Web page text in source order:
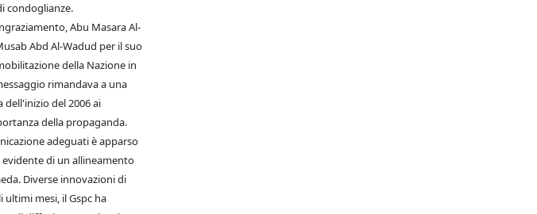
condoglianze.
Abu Masara Al-
Abd Al-Wadud per il suo
della Nazione in
rimandava a una
dell'inizio del 2006 ai
della propaganda.
adeguati è apparso
di un allineamento
Diverse innovazioni di
ultimi mesi, il Gspc ha